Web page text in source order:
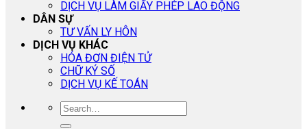
DỊCH VỤ LÀM GIẤY PHÉP LAO ĐỘNG
DÂN SỰ
TƯ VẤN LY HÔN
DỊCH VỤ KHÁC
HÓA ĐƠN ĐIỆN TỬ
CHỮ KÝ SỐ
DỊCH VỤ KẾ TOÁN